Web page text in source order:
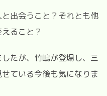
出会うこと？それとも他
ること？
たが、竹嶋が登場し、三
ている今後も気になりま